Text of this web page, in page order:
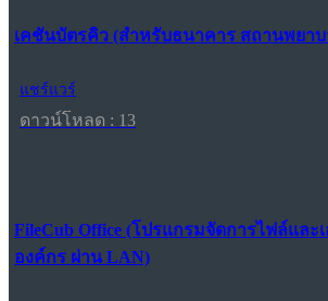
เคชันบัตรคิว (สำหรับธนาคาร สถานพยา
แชร์แวร์
ดาวน์โหลด : 13
FileCub Office (โปรแกรมจัดการไฟล์และ
องค์กร ผ่าน LAN)